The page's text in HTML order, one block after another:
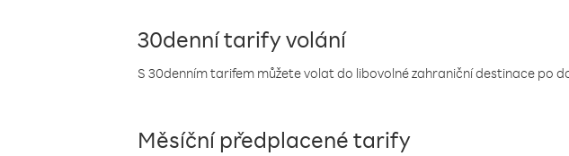
30denní tarify volání
S 30denním tarifem můžete volat do libovolné zahraniční destinace po
Měsíční předplacené tarify